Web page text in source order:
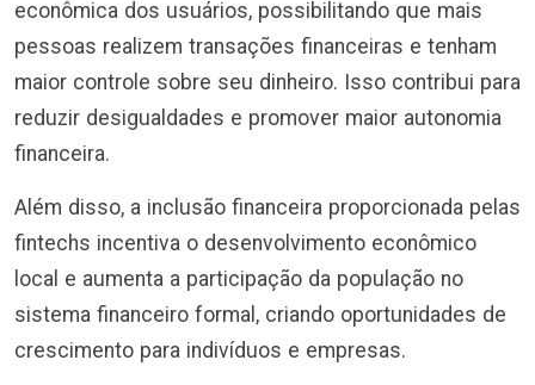
econômica dos usuários, possibilitando que mais
pessoas realizem transações financeiras e tenham
maior controle sobre seu dinheiro. Isso contribui para
reduzir desigualdades e promover maior autonomia
financeira.
Além disso, a inclusão financeira proporcionada pelas
fintechs incentiva o desenvolvimento econômico
local e aumenta a participação da população no
sistema financeiro formal, criando oportunidades de
crescimento para indivíduos e empresas.